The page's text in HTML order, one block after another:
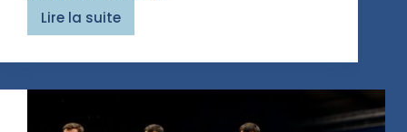
Lire la suite
Tournoi